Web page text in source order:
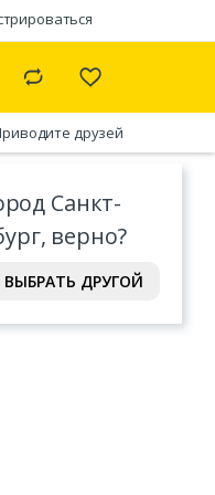
Санкт-
верно?
ВЫБРАТЬ ДРУГОЙ
друзей